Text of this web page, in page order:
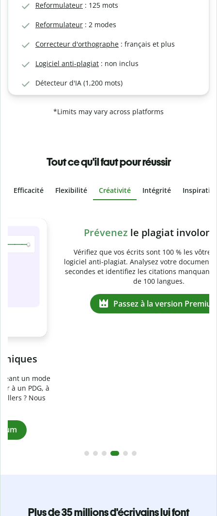
Reformulateur : 125 mots
Reformulateur : 2 modes
Correcteur d'orthographe : français et plus
Logiciel anti-plagiat : non inclus
Détecteur d'IA (1,200 mots)
*Limits may vary across platforms
Tout ce qu'il faut pour réussir
Efficacité Flexibilité Créativité Intégrité
Prévenez
Vérifiez que vos écrits sont 100 % les vôtres grâce au
logiciel anti-plagiat. Analysez votre document en quelques
secondes et identifiez les citations manquantes dans plus
Plus de 35 millions d'écrivains lui font